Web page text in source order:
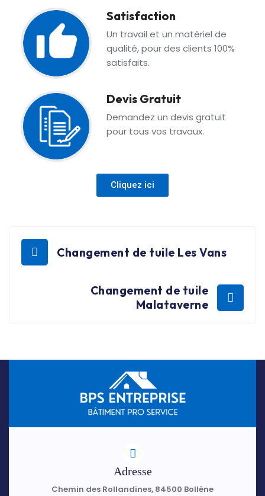
Satisfaction
Un travail et un matériel de
qualité, pour des clients 100%
satisfaits.
Devis Gratuit
Demandez un devis gratuit
pour tous vos travaux.
Cliquez ici
Changement de tuile Les Vans
Changement de tuile
Malataverne
Adresse
Chemin des Rollandines, 84500 Bollène